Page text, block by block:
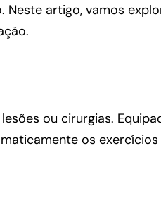
Neste artigo, vamos
ou cirurgias.
os